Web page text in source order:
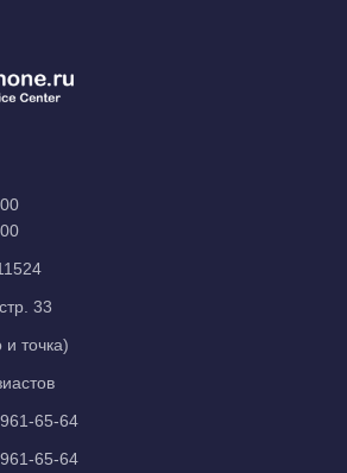
33
и точка)
65-64
65-64